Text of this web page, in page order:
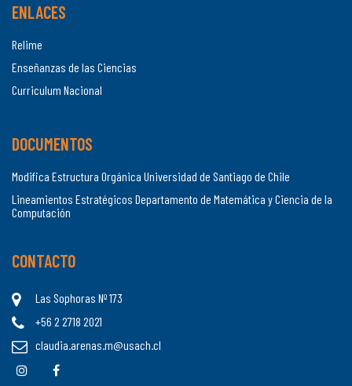
ENLACES
Relime
Enseñanzas de las Ciencias
Curriculum Nacional
DOCUMENTOS
Modifica Estructura Orgánica Universidad de Santiago de Chile
Lineamientos Estratégicos Departamento de Matemática y Ciencia de la
Computación
CONTACTO
Las Sophoras Nº 173
+56 2 2718 2021
claudia.arenas.m@usach.cl